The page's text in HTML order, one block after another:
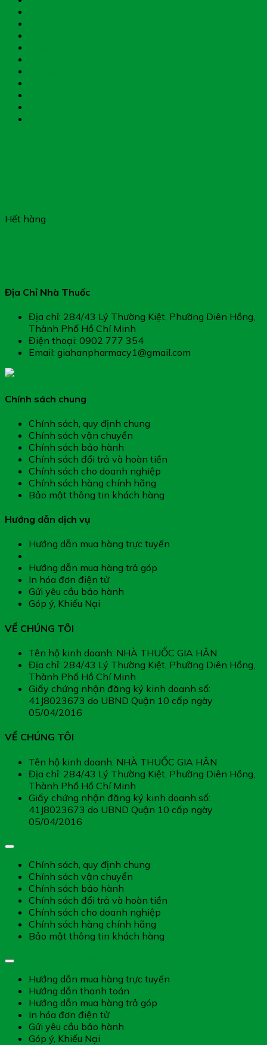
Hết hàng
Địa Chỉ Nhà Thuốc
Địa chỉ: 284/43 Lý Thường Kiệt, Phường Diên Hồng,
Thành Phố Hồ Chí Minh
Điện thoại: 0902 777 354
Email: giahanpharmacy1@gmail.com
Chính sách chung
Chính sách, quy định chung
Chính sách vận chuyển
Chính sách bảo hành
Chính sách đổi trả và hoàn tiền
Chính sách cho doanh nghiệp
Chính sách hàng chính hãng
Bảo mật thông tin khách hàng
Hướng dẫn dịch vụ
Hướng dẫn mua hàng trực tuyến
Hướng dẫn mua hàng trả góp
In hóa đơn điện tử
Gửi yêu cầu bảo hành
Góp ý, Khiếu Nại
VỀ CHÚNG TÔI
Tên hộ kinh doanh: NHÀ THUỐC GIA HÂN
Địa chỉ: 284/43 Lý Thường Kiệt, Phường Diên Hồng,
Thành Phố Hồ Chí Minh
Giấy chứng nhận đăng ký kinh doanh số:
41J8023673 do UBND Quận 10 cấp ngày
05/04/2016
VỀ CHÚNG TÔI
Tên hộ kinh doanh: NHÀ THUỐC GIA HÂN
Địa chỉ: 284/43 Lý Thường Kiệt, Phường Diên Hồng,
Thành Phố Hồ Chí Minh
Giấy chứng nhận đăng ký kinh doanh số:
41J8023673 do UBND Quận 10 cấp ngày
05/04/2016
Chính sách, quy định chung
Chính sách vận chuyển
Chính sách bảo hành
Chính sách đổi trả và hoàn tiền
Chính sách cho doanh nghiệp
Chính sách hàng chính hãng
Bảo mật thông tin khách hàng
Hướng dẫn mua hàng trực tuyến
Hướng dẫn thanh toán
Hướng dẫn mua hàng trả góp
In hóa đơn điện tử
Gửi yêu cầu bảo hành
Góp ý, Khiếu Nại